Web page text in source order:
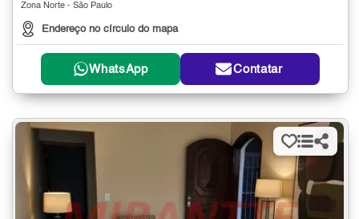
Zona Norte - São Paulo
Endereço no círculo do mapa
WhatsApp Contatar